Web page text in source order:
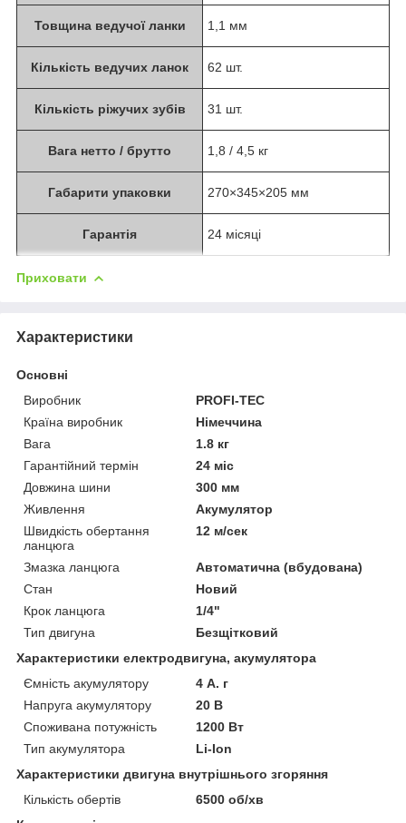
Товщина ведучої ланки 1,1 мм
Кількість ведучих ланок 62 шт.
Кількість ріжучих зубів 31 шт.
Вага нетто / брутто 1,8 / 4,5 кг
Габарити упаковки 270×345×205 мм
Гарантія 24 місяці
Приховати
Характеристики
Основні
Виробник
PROFI-TEC
Країна виробник
Німеччина
Вага
1.8 кг
Гарантійний термін
24 міс
Довжина шини
300 мм
Живлення
Акумулятор
Швидкість обертання
ланцюга
12 м/сек
Змазка ланцюга
Автоматична (вбудована)
Стан
Новий
Крок ланцюга
1/4"
Тип двигуна
Безщітковий
Характеристики електродвигуна, акумулятора
Ємність акумулятору
4 А. г
Напруга акумулятору
20 В
Споживана потужність
1200 Вт
Тип акумулятора
Li-Ion
Характеристики двигуна внутрішнього згоряння
Кількість обертів
6500 об/хв